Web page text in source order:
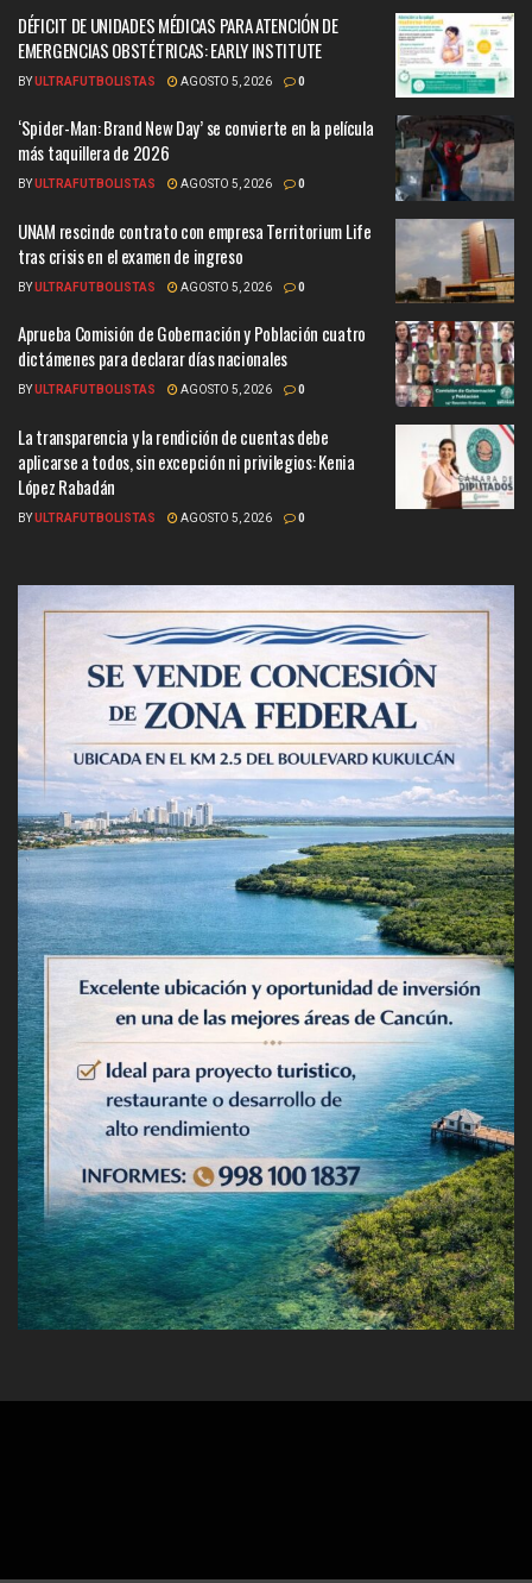
DÉFICIT DE UNIDADES MÉDICAS PARA ATENCIÓN DE
EMERGENCIAS OBSTÉTRICAS: EARLY INSTITUTE
BYULTRAFUTBOLISTAS AGOSTO 5, 2026 0
‘Spider-Man: Brand New Day’ se convierte en la película
más taquillera de 2026
BYULTRAFUTBOLISTAS AGOSTO 5, 2026 0
UNAM rescinde contrato con empresa Territorium Life
tras crisis en el examen de ingreso
BYULTRAFUTBOLISTAS AGOSTO 5, 2026 0
Aprueba Comisión de Gobernación y Población cuatro
dictámenes para declarar días nacionales
BYULTRAFUTBOLISTAS AGOSTO 5, 2026 0
La transparencia y la rendición de cuentas debe
aplicarse a todos, sin excepción ni privilegios: Kenia
López Rabadán
BYULTRAFUTBOLISTAS AGOSTO 5, 2026 0